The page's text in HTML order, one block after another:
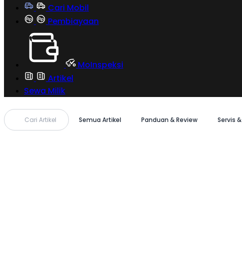
Cari Mobil
Pembiayaan
MoInspeksi
Artikel
Sewa Milik
Cari Artikel Semua Artikel Panduan & Review Servis